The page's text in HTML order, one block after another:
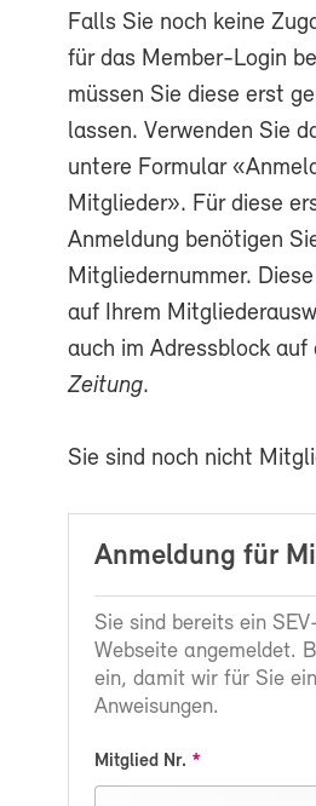
Falls Sie noch keine
für das Member-Login
müssen Sie diese erst
lassen. Verwenden Sie
untere Formular
Mitglieder». Für diese
Anmeldung benötigen
Mitgliedernummer.
auf Ihrem
auch im Adressblock auf
Zeitung.
Sie sind noch nicht
Anmeldung für
Sie sind bereits ein
Webseite angemeldet.
ein, damit wir für Sie
Anweisungen.
Mitglied Nr.